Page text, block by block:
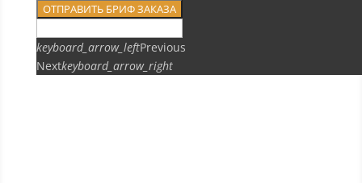
ОТПРАВИТЬ БРИФ ЗАКАЗА
keyboard_arrow_leftPrevious
Nextkeyboard_arrow_right